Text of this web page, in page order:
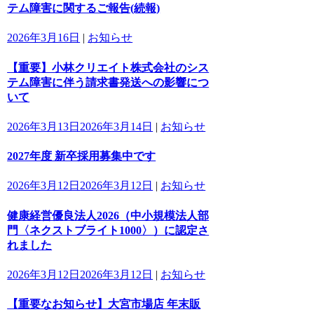
テム障害に関するご報告(続報)
2026年3月16日 | お知らせ
【重要】小林クリエイト株式会社のシス
テム障害に伴う請求書発送への影響につ
いて
2026年3月13日 2026年3月14日 | お知らせ
2027年度 新卒採用募集中です
2026年3月12日 2026年3月12日 | お知らせ
健康経営優良法人2026（中小規模法人部
門〈ネクストブライト1000〉）に認定さ
れました
2026年3月12日 2026年3月12日 | お知らせ
【重要なお知らせ】大宮市場店 年末販